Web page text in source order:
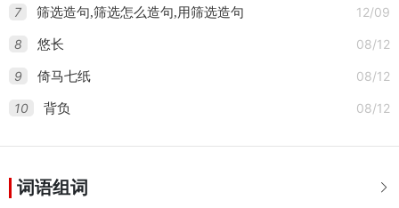
7 12/09
筛选造句,筛选怎么造句,用筛选造句
8 08/12
悠长
9 08/12
倚马七纸
10 08/12
背负

词语组词